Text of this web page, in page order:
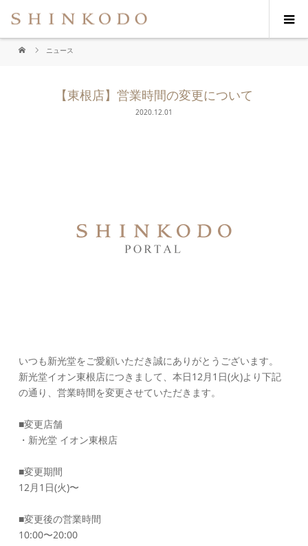
ニュース
【東根店】営業時間の変更について
2020.12.01
いつも新光堂をご愛顧いただき誠にありがとうございます。
新光堂イオン東根店につきまして、本日12月1日(火)より下記
の通り、営業時間を変更させていただきます。
■変更店舗
・新光堂 イオン東根店
■変更期間
12月1日(火)〜
■変更後の営業時間
10:00〜20:00